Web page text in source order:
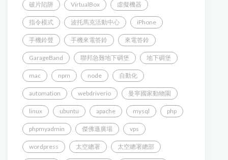
破片陷阱 VirtualBox 虛擬機器
指令模式 波托馬克活動中心 iPhone
手機鈴聲 手機來電答鈴 來電答鈴
GarageBand 聯邦急難地下碉堡 地下碉堡
mac npm node 自動化
automation webdriverio 曼寧國家動物園
linux ubuntu apache mysql php
phpmyadmin 傑佛遜廣場 vps
wordpress 太空總署 太空總署總部